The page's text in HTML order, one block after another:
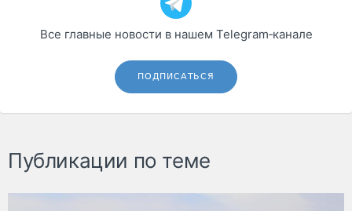
Все главные новости в нашем Telegram‑канале
ПОДПИСАТЬСЯ
Публикации по теме